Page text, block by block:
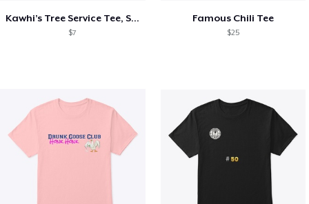
Kawhi’s Tree Service Tee, Shirts, Mug
$7
Famous Chili Tee
$25